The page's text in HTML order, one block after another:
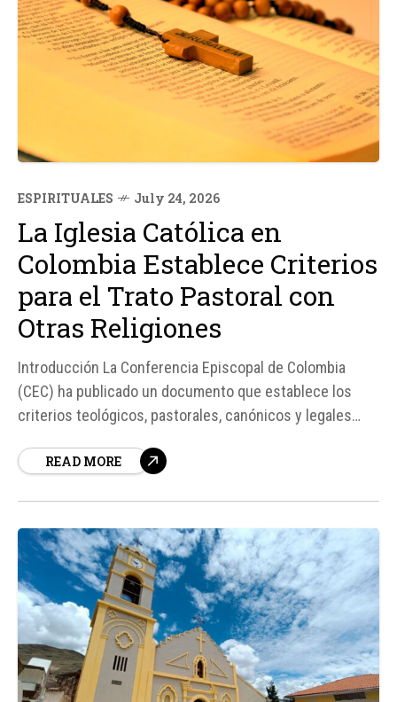
ESPIRITUALES July 24, 2026
La Iglesia Católica en
Colombia Establece Criterios
para el Trato Pastoral con
Otras Religiones
Introducción La Conferencia Episcopal de Colombia
(CEC) ha publicado un documento que establece los
criterios teológicos, pastorales, canónicos y legales
católicos. Este documento, titulado Orientaciones
READ MORE